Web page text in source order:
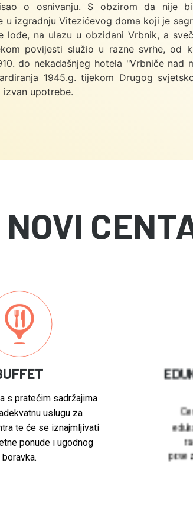
o osnivanju. S obzirom da nije
u izgradnju Vitezićevog doma koji je
lođe, na ulazu u obzidani Vrbnik, a
povijesti služio u razne svrhe, od
do nekadašnjeg hotela "Vrbniče nad
1945.g. tijekom Drugog
izvan upotrebe.
NOVI
s pratećim sadržajima
uslugu za
te će se iznajmljivati
ponude i ugodnog
boravka.